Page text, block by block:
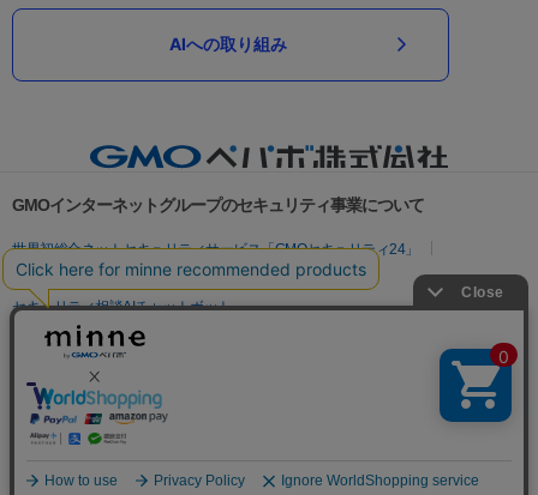
AIへの取り組み
GMOインターネットグループのセキュリティ事業について
世界初総合ネットセキュリティサービス「GMOセキュリティ24」
パスワード漏洩診断
Webサイトリスク診断
セキュリティ相談AIチャットボット
実在証明・盗聴対策
サイバー攻撃対策（GMO Flatt Security）
セキュリティ事業の軌跡